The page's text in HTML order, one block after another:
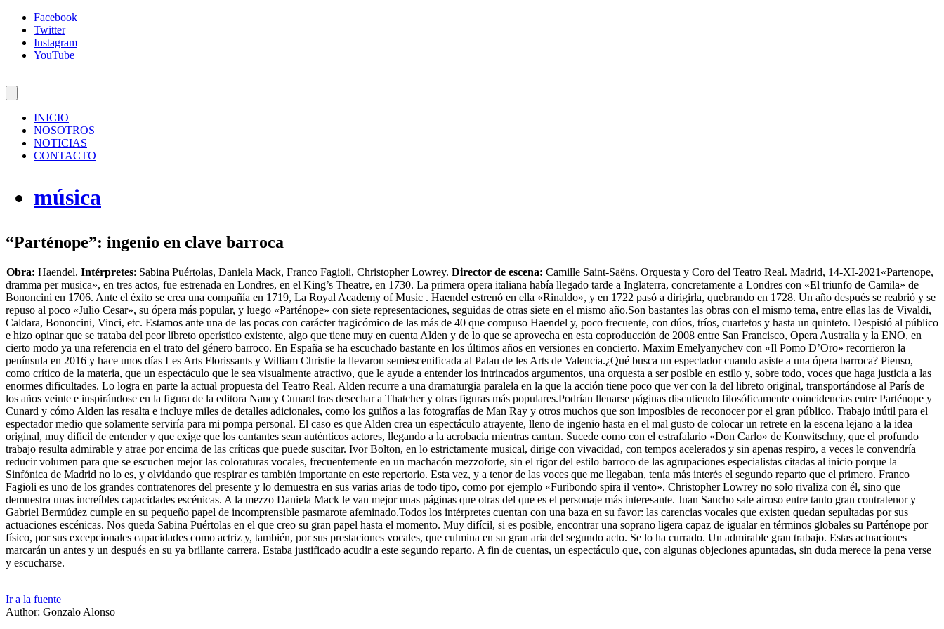
Facebook
Twitter
Instagram
YouTube
INICIO
NOSOTROS
NOTICIAS
CONTACTO
música
“Parténope”: ingenio en clave barroca
Obra: Haendel. Intérpretes: Sabina Puértolas, Daniela Mack, Franco Fagioli, Christopher Lowrey. Director de escena: Camille Saint-Saëns. Orquesta y Coro del Teatro Real. Madrid, 14-XI-2021«Partenope,
dramma per musica», en tres actos, fue estrenada en Londres, en el King’s Theatre, en 1730. La primera opera italiana había llegado tarde a Inglaterra, concretamente a Londres con «El triunfo de Camila» de
Bononcini en 1706. Ante el éxito se crea una compañía en 1719, La Royal Academy of Music . Haendel estrenó en ella «Rinaldo», y en 1722 pasó a dirigirla, quebrando en 1728. Un año después se reabrió y se
repuso al poco «Julio Cesar», su ópera más popular, y luego «Parténope» con siete representaciones, seguidas de otras siete en el mismo año.Son bastantes las obras con el mismo tema, entre ellas las de Vivaldi,
Caldara, Bononcini, Vinci, etc. Estamos ante una de las pocas con carácter tragicómico de las más de 40 que compuso Haendel y, poco frecuente, con dúos, tríos, cuartetos y hasta un quinteto. Despistó al público
e hizo opinar que se trataba del peor libreto operístico existente, algo que tiene muy en cuenta Alden y de lo que se aprovecha en esta coproducción de 2008 entre San Francisco, Opera Australia y la ENO, en
cierto modo ya una referencia en el trato del género barroco. En España se ha escuchado bastante en los últimos años en versiones en concierto. Maxim Emelyanychev con «Il Pomo D’Oro» recorrieron la
península en 2016 y hace unos días Les Arts Florissants y William Christie la llevaron semiescenificada al Palau de les Arts de Valencia.¿Qué busca un espectador cuando asiste a una ópera barroca? Pienso,
como crítico de la materia, que un espectáculo que le sea visualmente atractivo, que le ayude a entender los intrincados argumentos, una orquesta a ser posible en estilo y, sobre todo, voces que haga justicia a las
enormes dificultades. Lo logra en parte la actual propuesta del Teatro Real. Alden recurre a una dramaturgia paralela en la que la acción tiene poco que ver con la del libreto original, transportándose al París de
los años veinte e inspirándose en la figura de la editora Nancy Cunard tras desechar a Thatcher y otras figuras más populares.Podrían llenarse páginas discutiendo filosóficamente coincidencias entre Parténope y
Cunard y cómo Alden las resalta e incluye miles de detalles adicionales, como los guiños a las fotografías de Man Ray y otros muchos que son imposibles de reconocer por el gran público. Trabajo inútil para el
espectador medio que solamente serviría para mi pompa personal. El caso es que Alden crea un espectáculo atrayente, lleno de ingenio hasta en el mal gusto de colocar un retrete en la escena lejano a la idea
original, muy difícil de entender y que exige que los cantantes sean auténticos actores, llegando a la acrobacia mientras cantan. Sucede como con el estrafalario «Don Carlo» de Konwitschny, que el profundo
trabajo resulta admirable y atrae por encima de las críticas que puede suscitar. Ivor Bolton, en lo estrictamente musical, dirige con vivacidad, con tempos acelerados y sin apenas respiro, a veces le convendría
reducir volumen para que se escuchen mejor las coloraturas vocales, frecuentemente en un machacón mezzoforte, sin el rigor del estilo barroco de las agrupaciones especialistas citadas al inicio porque la
Sinfónica de Madrid no lo es, y olvidando que respirar es también importante en este repertorio. Esta vez, y a tenor de las voces que me llegaban, tenía más interés el segundo reparto que el primero. Franco
Fagioli es uno de los grandes contratenores del presente y lo demuestra en sus varias arias de todo tipo, como por ejemplo «Furibondo spira il vento». Christopher Lowrey no solo rivaliza con él, sino que
demuestra unas increíbles capacidades escénicas. A la mezzo Daniela Mack le van mejor unas páginas que otras del que es el personaje más interesante. Juan Sancho sale airoso entre tanto gran contratenor y
Gabriel Bermúdez cumple en su pequeño papel de incomprensible pasmarote afeminado.Todos los intérpretes cuentan con una baza en su favor: las carencias vocales que existen quedan sepultadas por sus
actuaciones escénicas. Nos queda Sabina Puértolas en el que creo su gran papel hasta el momento. Muy difícil, si es posible, encontrar una soprano ligera capaz de igualar en términos globales su Parténope por
físico, por sus excepcionales capacidades como actriz y, también, por sus prestaciones vocales, que culmina en su gran aria del segundo acto. Se lo ha currado. Un admirable gran trabajo. Estas actuaciones
marcarán un antes y un después en su ya brillante carrera. Estaba justificado acudir a este segundo reparto. A fin de cuentas, un espectáculo que, con algunas objeciones apuntadas, sin duda merece la pena verse
y escucharse.
Ir a la fuente
Author: Gonzalo Alonso